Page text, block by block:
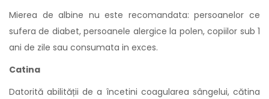
Mierea de albine nu este recomandata: persoanelor ce
sufera de diabet, persoanele alergice la polen, copiilor sub 1
ani de zile sau consumata in exces.
Catina
Datorită abilității de a încetini coagularea sângelui, cătina